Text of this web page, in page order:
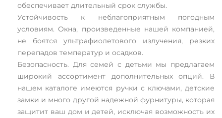
обеспечивает длительный срок службы.
Устойчивость к неблагоприятным погодным
условиям. Окна, произведенные нашей компанией,
не боятся ультрафиолетового излучения, резких
перепадов температур и осадков.
Безопасность. Для семей с детьми мы предлагаем
широкий ассортимент дополнительных опций. В
нашем каталоге имеются ручки с ключами, детские
замки и много другой надежной фурнитуры, которая
защитит ваш дом и детей, исключая возможность их